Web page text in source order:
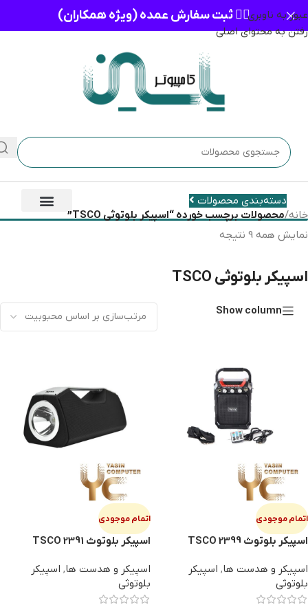
عبور به ناوبری
رفتن به محتوای اصلی
👈🏻 ثبت سفارش عمده (ویژه همکاران)
دسته‌بندی محصولات
خانه/محصولات برچسب خورده “اسپیکر بلوتوثی TSCO”
نمایش همه 9 نتیجه
اسپیکر بلوتوثی TSCO
Show column
اتمام موجودی
اسپیکر بلوتوث TSCO 2399
اسپیکر و هدست ها, اسپیکر
بلوتوثی
اتمام موجودی
اسپیکر بلوتوث TSCO 2391
اسپیکر و هدست ها, اسپیکر
بلوتوثی